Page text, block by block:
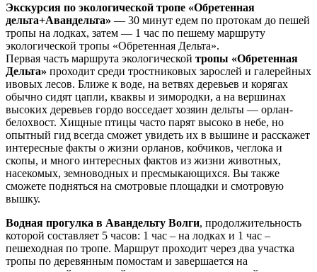
Экскурсия по экологической тропе «Обретенная
дельта+Авандельта» — 30 минут едем по протокам до пешей
тропы на лодках, затем — 1 час по пешему маршруту
экологической тропы «Обретенная Дельта».
Первая часть маршрута экологической тропы «Обретенная
Дельта» проходит среди тростниковых зарослей и галерейных
ивовых лесов. Ближе к воде, на ветвях деревьев и корягах
обычно сидят цапли, кваквы и зимородки, а на вершинах
высоких деревьев гордо восседает хозяин дельты — орлан-
белохвост. Хищные птицы часто парят высоко в небе, но
опытный гид всегда сможет увидеть их в вышине и расскажет
интересные факты о жизни орланов, кобчиков, чеглока и
скопы, и много интересных фактов из жизни животных,
насекомых, земноводных и пресмыкающихся. Вы также
сможете подняться на смотровые площадки и смотровую
вышку.
Водная прогулка в Авандельту Волги, продолжительность
которой составляет 5 часов: 1 час – на лодках и 1 час –
пешеходная по тропе. Маршрут проходит через два участка
тропы по деревянным помостам и завершается на